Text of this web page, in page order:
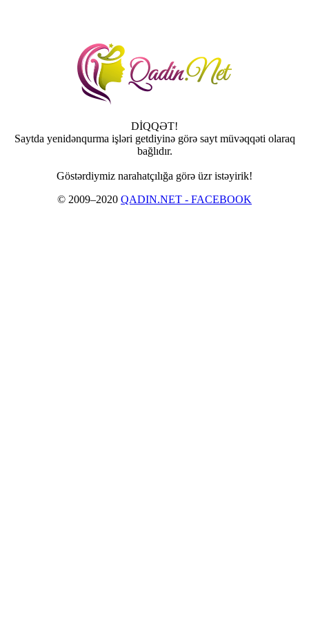
DİQQƏT!
Saytda yenidənqurma işləri getdiyinə görə sayt müvəqqəti olaraq
bağlıdır.
Göstərdiymiz narahatçılığa görə üzr istəyirik!
© 2009–2020 QADIN.NET - FACEBOOK